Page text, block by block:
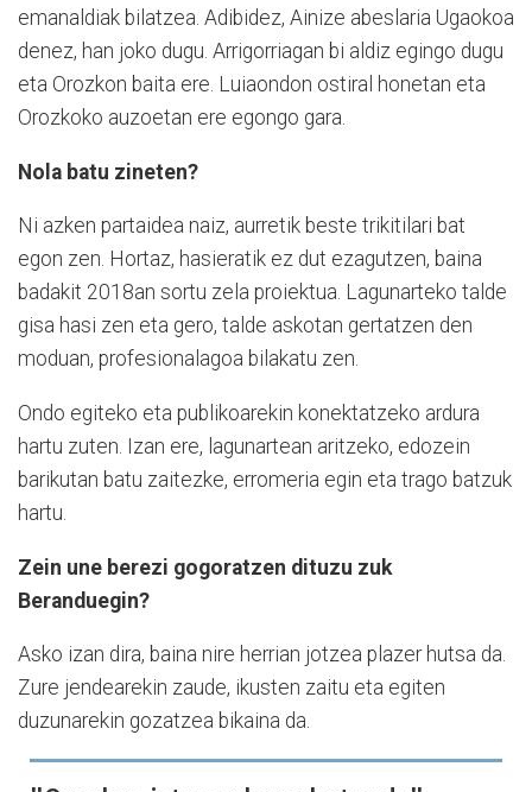
emanaldiak bilatzea. Adibidez, Ainize abeslaria Ugaokoa
denez, han joko dugu. Arrigorriagan bi aldiz egingo dugu
eta Orozkon baita ere. Luiaondon ostiral honetan eta
Orozkoko auzoetan ere egongo gara.
Nola batu zineten?
Ni azken partaidea naiz, aurretik beste trikitilari bat
egon zen. Hortaz, hasieratik ez dut ezagutzen, baina
badakit 2018an sortu zela proiektua. Lagunarteko talde
gisa hasi zen eta gero, talde askotan gertatzen den
moduan, profesionalagoa bilakatu zen.
Ondo egiteko eta publikoarekin konektatzeko ardura
hartu zuten. Izan ere, lagunartean aritzeko, edozein
barikutan batu zaitezke, erromeria egin eta trago batzuk
hartu.
Zein une berezi gogoratzen dituzu zuk
Beranduegin?
Asko izan dira, baina nire herrian jotzea plazer hutsa da.
Zure jendearekin zaude, ikusten zaitu eta egiten
duzunarekin gozatzea bikaina da.